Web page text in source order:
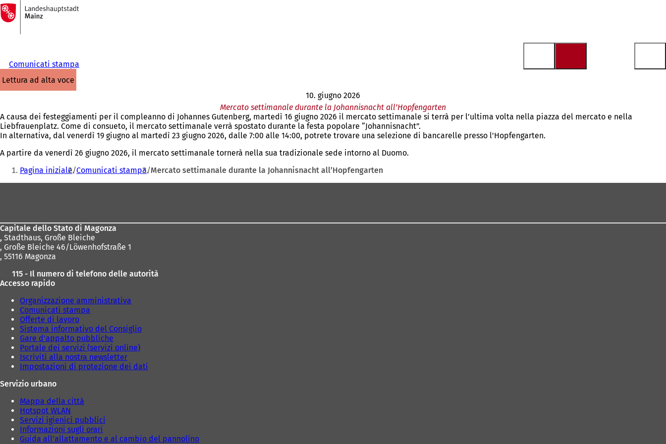
Vai al contenuto
Alla
pagina
iniziale
Comunicati stampa
lettura ad alta voce
10. giugno 2026
Mercato settimanale durante la Johannisnacht all’Hopfengarten
A causa dei festeggiamenti per il compleanno di Johannes Gutenberg, martedì 16 giugno 2026 il mercato settimanale si terrà per l’ultima volta nella piazza del mercato e nella
Liebfrauenplatz. Come di consueto, il mercato settimanale verrà spostato durante la festa popolare “Johannisnacht”.
In alternativa, dal venerdì 19 giugno al martedì 23 giugno 2026, dalle 7:00 alle 14:00, potrete trovare una selezione di bancarelle presso l'Hopfengarten.
A partire da venerdì 26 giugno 2026, il mercato settimanale tornerà nella sua tradizionale sede intorno al Duomo.
Siete
qui:
Pagina iniziale Comunicati stampa Mercato settimanale durante la Johannisnacht all’Hopfengarten
Capitale dello Stato di Magonza
, Stadthaus, Große Bleiche
, Große Bleiche 46/Löwenhofstraße 1
, 55116 Magonza
115 - Il numero di telefono delle autorità
Accesso rapido
Organizzazione amministrativa
Comunicati stampa
Offerte di lavoro
Sistema informativo del Consiglio
Gare d'appalto pubbliche
Portale dei servizi (servizi online)
Iscriviti alla nostra newsletter
Impostazioni di protezione dei dati
Servizio urbano
Mappa della città
Hotspot WLAN
Servizi igienici pubblici
Informazioni sugli orari
Guida all'allattamento e al cambio del pannolino